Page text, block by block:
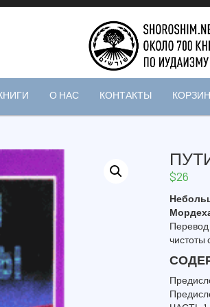
О НАС КОНТАКТЫ
$26
Перевод
чистоты